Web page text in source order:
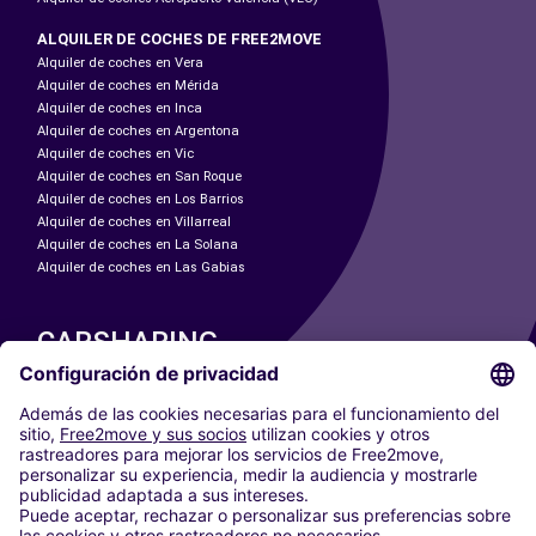
ALQUILER DE COCHES DE FREE2MOVE
Alquiler de coches en Vera
Alquiler de coches en Mérida
Alquiler de coches en Inca
Alquiler de coches en Argentona
Alquiler de coches en Vic
Alquiler de coches en San Roque
Alquiler de coches en Los Barrios
Alquiler de coches en Villarreal
Alquiler de coches en La Solana
Alquiler de coches en Las Gabias
CARSHARING
NUESTRAS CIUDADES
Paris
Madrid
Washington DC
Milán
Roma
Turín